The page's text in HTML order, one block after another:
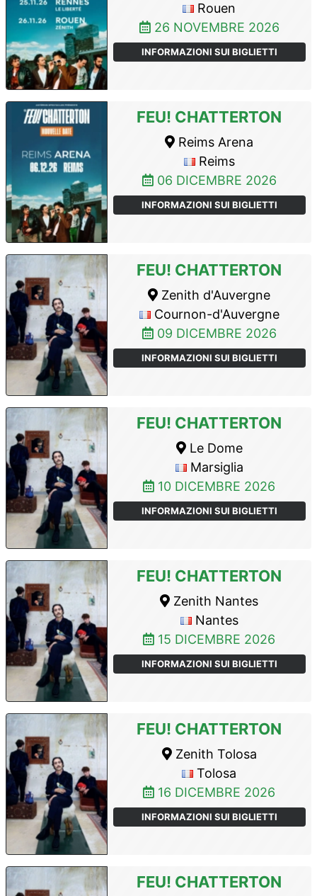
Rouen
26 NOVEMBRE 2026
INFORMAZIONI SUI BIGLIETTI
FEU! CHATTERTON
Reims Arena
Reims
06 DICEMBRE 2026
INFORMAZIONI SUI BIGLIETTI
FEU! CHATTERTON
Zenith d'Auvergne
Cournon-d'Auvergne
09 DICEMBRE 2026
INFORMAZIONI SUI BIGLIETTI
FEU! CHATTERTON
Le Dome
Marsiglia
10 DICEMBRE 2026
INFORMAZIONI SUI BIGLIETTI
FEU! CHATTERTON
Zenith Nantes
Nantes
15 DICEMBRE 2026
INFORMAZIONI SUI BIGLIETTI
FEU! CHATTERTON
Zenith Tolosa
Tolosa
16 DICEMBRE 2026
INFORMAZIONI SUI BIGLIETTI
FEU! CHATTERTON